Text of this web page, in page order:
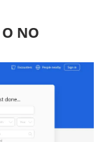
NO